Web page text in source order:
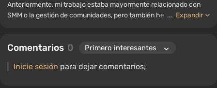
Anteriormente, mi trabajo estaba mayormente relacionado con
SMM o la gestión de comunidades, pero también he trabajado
... Expandir
Comentarios 0
Inicie sesión para dejar comentarios;